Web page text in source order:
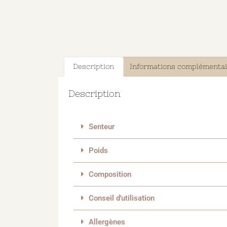
Description Informations
Description
Senteur
Poids
Composition
Conseil d'utilisation
Allergènes